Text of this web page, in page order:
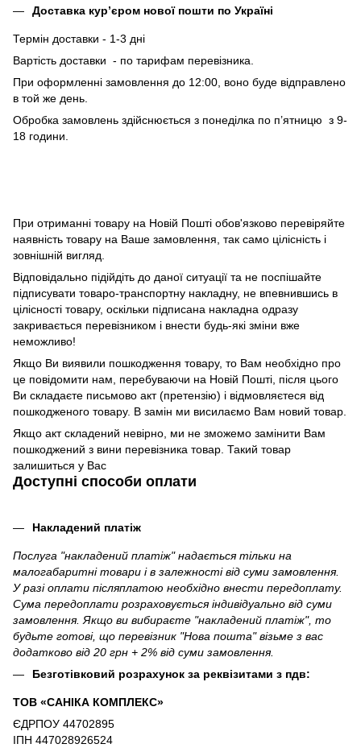
Доставка кур’єром нової пошти по Україні
Термін доставки - 1-3 дні
Вартість доставки - по тарифам перевізника.
При оформленні замовлення до 12:00, воно буде відправлено
в той же день.
Обробка замовлень здійснюється з понеділка по п’ятницю з 9-
18 години.
При отриманні товару на Новій Пошті обов'язково перевіряйте
наявність товару на Ваше замовлення, так само цілісність і
зовнішній вигляд.
Відповідально підійдіть до даної ситуації та не поспішайте
підписувати товаро-транспортну накладну, не впевнившись в
цілісності товару, оскільки підписана накладна одразу
закривається перевізником і внести будь-які зміни вже
неможливо!
Якщо Ви виявили пошкодження товару, то Вам необхідно про
це повідомити нам, перебуваючи на Новій Пошті, після цього
Ви складаєте письмово акт (претензію) і відмовляєтеся від
пошкодженого товару. В замін ми висилаємо Вам новий товар.
Якщо акт складений невірно, ми не зможемо замінити Вам
пошкоджений з вини перевізника товар. Такий товар
залишиться у Вас
Доступні способи оплати
Накладений платіж
Послуга "накладений платіж" надається тільки на
малогабаритні товари і в залежності від суми замовлення.
У разі оплати післяплатою необхідно внести передоплату.
Сума передоплати розраховується індивідуально від суми
замовлення. Якщо ви вибираєте "накладений платіж", то
будьте готові, що перевізник "Нова пошта" візьме з вас
додатково від 20 грн + 2% від суми замовлення.
Безготівковий розрахунок за реквізитами з пдв:
ТОВ «САНІКА КОМПЛЕКС»
ЄДРПОУ 44702895
ІПН 447028926524